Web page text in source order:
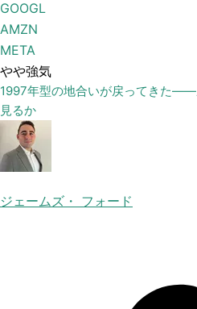
GOOGL
AMZN
META
やや強気
1997年型の地合いが戻ってきた——
見るか
ジェームズ・ フォード